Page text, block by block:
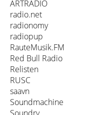
ARTRADIO
radio.net
radionomy
radiopup
RauteMusik.FM
Red Bull Radio
Relisten
RUSC
saavn
Soundmachine